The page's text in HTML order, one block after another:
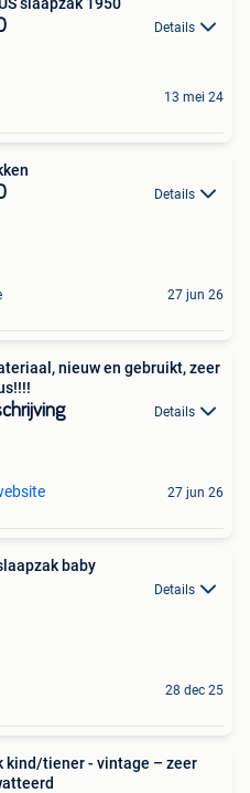
Details
13 mei 24
Details
27 jun 26
nieuw en gebruikt, zeer
Details
27 jun 26
baby
Details
28 dec 25
kind/tiener - vintage – zeer